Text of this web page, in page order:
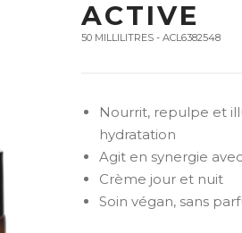
ACTIVE
50 MILLILITRES - ACL6382548
Nourrit, repulpe et
hydratation
Agit en synergie
Crème jour et nuit
Soin végan, sans